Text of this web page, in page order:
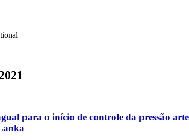
para o início de controle da pressão